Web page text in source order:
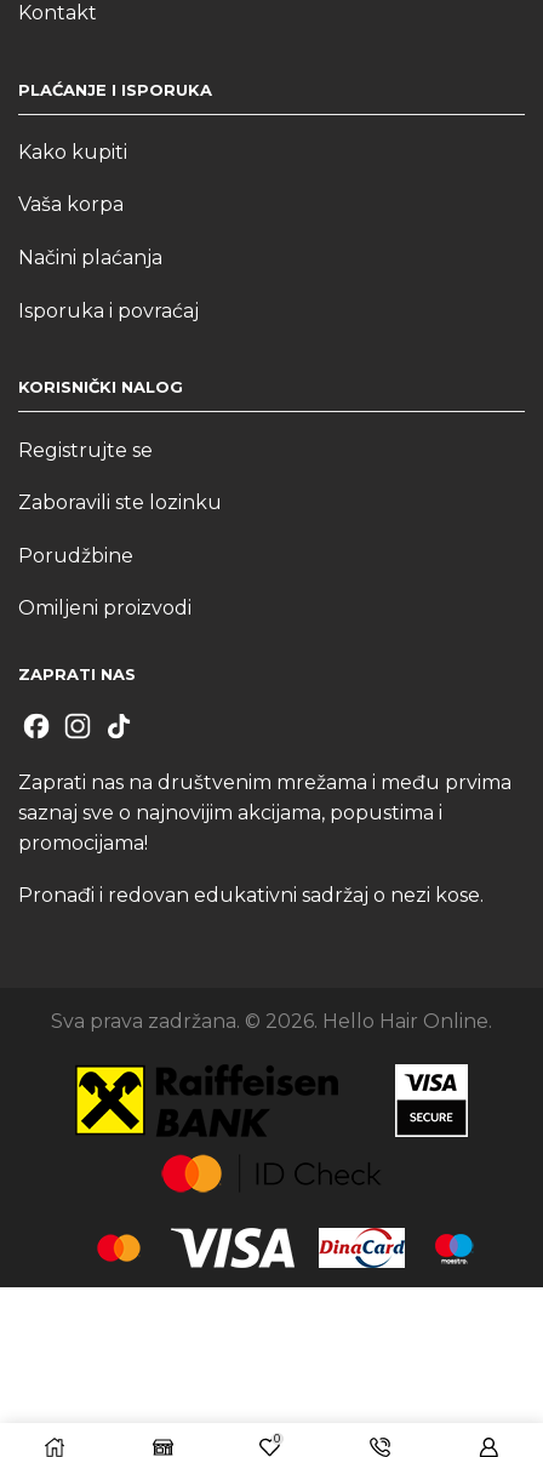
Kontakt
PLAĆANJE I ISPORUKA
Kako kupiti
Vaša korpa
Načini plaćanja
Isporuka i povraćaj
KORISNIČKI NALOG
Registrujte se
Zaboravili ste lozinku
Porudžbine
Omiljeni proizvodi
ZAPRATI NAS
Zaprati nas na društvenim mrežama i među prvima
saznaj sve o najnovijim akcijama, popustima i
promocijama!
Pronađi i redovan edukativni sadržaj o nezi kose.
Sva prava zadržana. © 2026. Hello Hair Online.
0